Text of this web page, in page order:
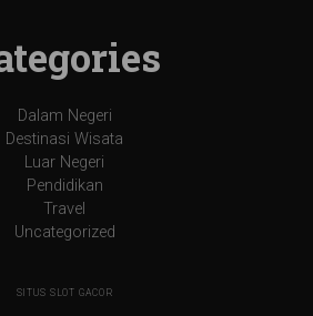
Dalam Negeri
Destinasi Wisata
Luar Negeri
Pendidikan
Travel
Uncategorized
SITUS SLOT GACOR